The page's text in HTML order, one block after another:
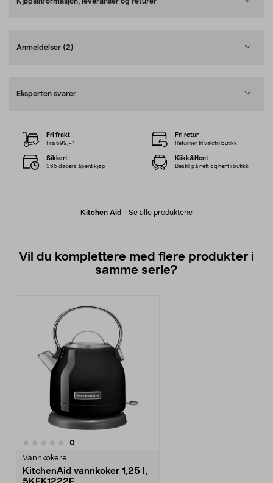
Anmeldelser (2)
Eksperten svarer
Kitchen Aid - Se alle produktene
Fri frakt
Fra 599,–*
Fri retur
Returner til valgfri butikk
Sikkert
365 dagers åpent kjøp
Klikk&Hent
Bestill på nett og hent i butikk
Vil du komplettere med flere produkter i
samme serie?
0anmeldelser
Vannkokere
KitchenAid vannkoker 1,25 l,